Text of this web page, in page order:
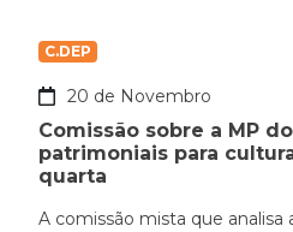
C.DEP
20 de Novembro
Comissão sobre a MP
patrimoniais para
quarta
A comissão mista que analisa